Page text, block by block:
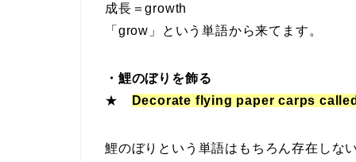
成長＝growth
「grow」という単語から来てます。
・鯉のぼりを飾る
★
Decorate flying paper carps
鯉のぼりという単語はもちろん存在しな